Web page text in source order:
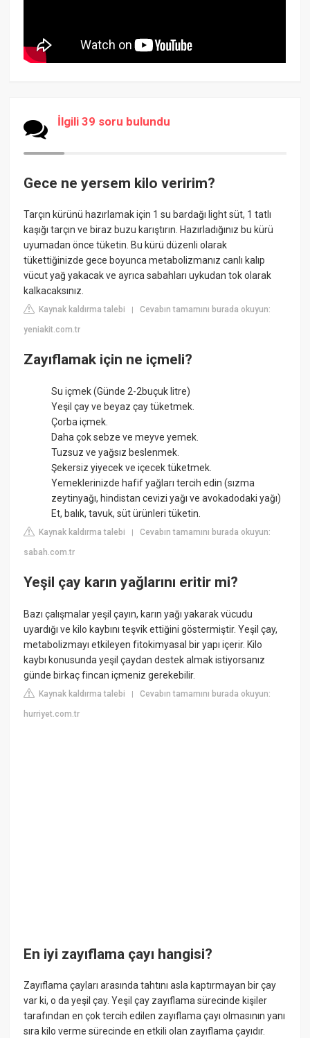
İlgili 39 soru bulundu
Gece ne yersem kilo veririm?
Tarçın kürünü hazırlamak için 1 su bardağı light süt, 1 tatlı
kaşığı tarçın ve biraz buzu karıştırın. Hazırladığınız bu kürü
uyumadan önce tüketin. Bu kürü düzenli olarak
tükettiğinizde gece boyunca metabolizmanız canlı kalıp
vücut yağ yakacak ve ayrıca sabahları uykudan tok olarak
kalkacaksınız.
Kaynak kaldırma talebi |Cevabın tamamını burada okuyun:
yeniakit.com.tr
Zayıflamak için ne içmeli?
Su içmek (Günde 2-2buçuk litre)
Yeşil çay ve beyaz çay tüketmek.
Çorba içmek.
Daha çok sebze ve meyve yemek.
Tuzsuz ve yağsız beslenmek.
Şekersiz yiyecek ve içecek tüketmek.
Yemeklerinizde hafif yağları tercih edin (sızma
zeytinyağı, hindistan cevizi yağı ve avokadodaki yağı)
Et, balık, tavuk, süt ürünleri tüketin.
Kaynak kaldırma talebi |Cevabın tamamını burada okuyun:
sabah.com.tr
Yeşil çay karın yağlarını eritir mi?
Bazı çalışmalar yeşil çayın, karın yağı yakarak vücudu
uyardığı ve kilo kaybını teşvik ettiğini göstermiştir. Yeşil çay,
metabolizmayı etkileyen fitokimyasal bir yapı içerir. Kilo
kaybı konusunda yeşil çaydan destek almak istiyorsanız
günde birkaç fincan içmeniz gerekebilir.
Kaynak kaldırma talebi |Cevabın tamamını burada okuyun:
hurriyet.com.tr
En iyi zayıflama çayı hangisi?
Zayıflama çayları arasında tahtını asla kaptırmayan bir çay
var ki, o da yeşil çay. Yeşil çay zayıflama sürecinde kişiler
tarafından en çok tercih edilen zayıflama çayı olmasının yanı
sıra kilo verme sürecinde en etkili olan zayıflama çayıdır.